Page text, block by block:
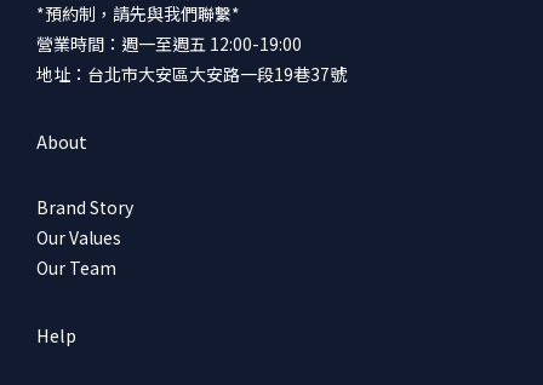
腐，都是能釋放鮮味或吸收鮮甜湯頭的食材。沾醬 鍋物加入柚子胡
椒一起烹煮，濃郁清甜又帶點辛香微辣的湯頭，小火慢煮的過程食
材們好好地吸收了風味，整體很夠味。 〖策展人放大鏡〗鍋物計時
軟化，就代表鍋中其他食材也都達到剛好的熟度。柚子胡椒-漢字大
椒、鹽製作而成的調味品。 「柚子ゆず」在日文中指的是柑橘類的
水果，本身帶有獨特的清香，帶一點酸語清甜爽口。 「胡椒こしょ
う」則是九州當地辣椒的方言。料理土鍋-土鍋的材質通常是用陶土
放熱能，這能使食材更及均勻的受熱，更容易入味，很適合用來燉
*預約制，請先與我們聯繫*
營業時間：週一至週五 12:00-19:00
地址：台北市大安區大安路一段19巷37號
About
Brand Story
Our Values
Our Team
Help